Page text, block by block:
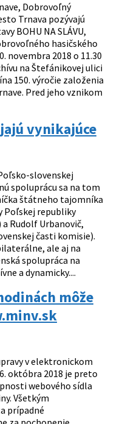
Dobrovoľný
Trnava pozývajú
BOHU NA SLÁVU,
hasičského
novembra 2018 o 11.30
na Štefánikovej ulici
150. výročie založenia
Pred jeho vznikom
vynikajúce
slovenskej
spoluprácu sa na tom
štátneho tajomníka
Poľskej republiky
Rudolf Urbanovič,
časti komisie).
ale aj na
spolupráca na
a dynamicky....
môže
v elektronickom
októbra 2018 je preto
webového sídla
Všetkým
prípadné